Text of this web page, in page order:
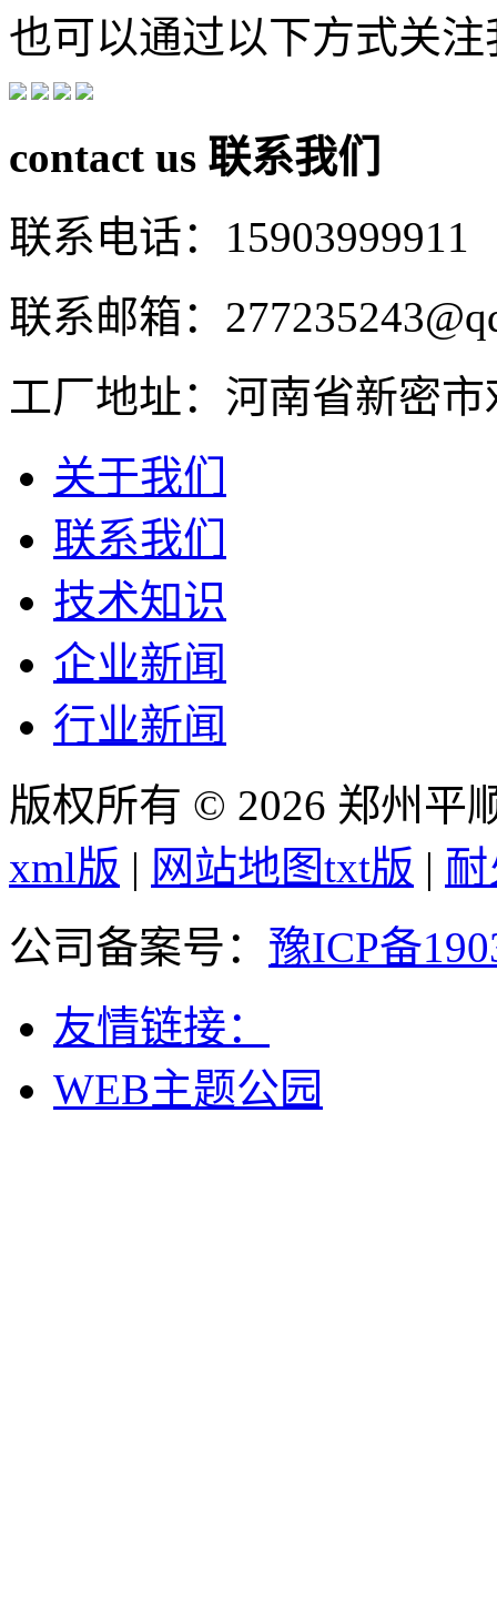
也可以通过以下方式关注
contact us 联系我们
联系电话：15903999911
联系邮箱：
工厂地址：河南省新密
关于我们
联系我们
技术知识
企业新闻
行业新闻
版权所有 © 2026 郑州平
xml版 | 网站地图txt版 |
公司备案号： 豫ICP备
友情链接：
WEB主题公园